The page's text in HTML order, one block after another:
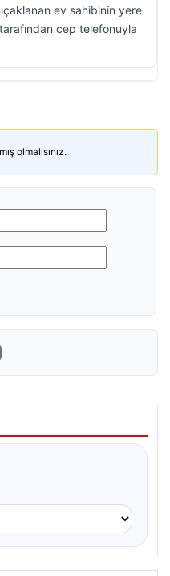
ev sahibinin yere
cep telefonuyla
olmalısınız.